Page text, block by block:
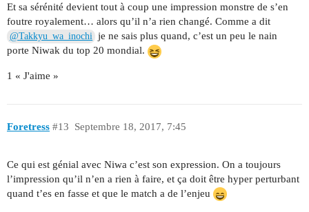
Et sa sérénité devient tout à coup une impression monstre de s’en
foutre royalement… alors qu’il n’a rien changé. Comme a dit
@Takkyu_wa_inochi je ne sais plus quand, c’est un peu le nain
porte Niwak du top 20 mondial.
1 « J'aime »
Foretress Septembre 18, 2017, 7:45
#13
Ce qui est génial avec Niwa c’est son expression. On a toujours
l’impression qu’il n’en a rien à faire, et ça doit être hyper perturbant
quand t’es en fasse et que le match a de l’enjeu